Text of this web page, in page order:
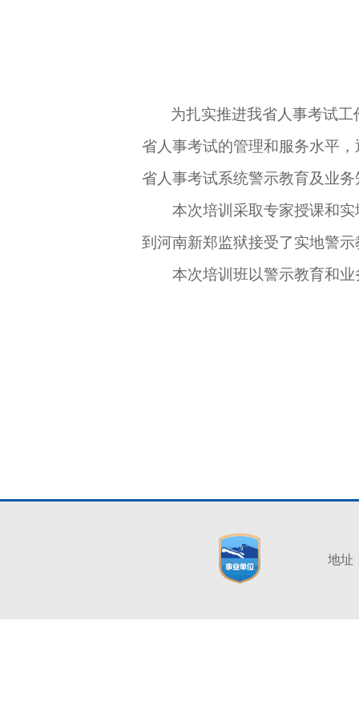
为扎实推进我省人事考试
省人事考试的管理和服务水平
省人事考试系统警示教育及业
本次培训采取专家授课和实
到河南新郑监狱接受了实地警
本次培训班以警示教育和业
地址